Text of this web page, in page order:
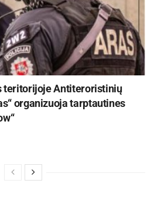
teritorijoje Antiteroristinių
organizuoja tarptautines